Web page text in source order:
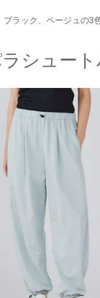
ラック、ベージュの3
シュー